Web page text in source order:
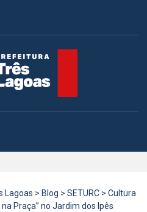
Lagoas > Blog > SETURC > Cultura
Praça” no Jardim dos Ipês